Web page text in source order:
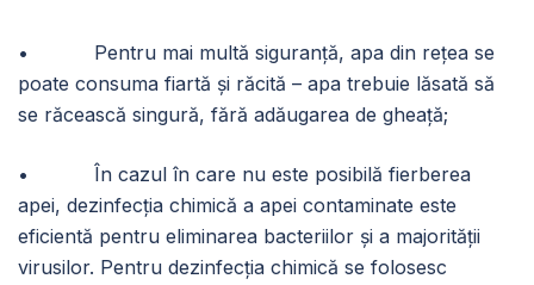
• Pentru mai multă siguranță, apa din rețea se
poate consuma fiartă și răcită – apa trebuie lăsată să
se răcească singură, fără adăugarea de gheaţă;
• În cazul în care nu este posibilă fierberea
apei, dezinfecția chimică a apei contaminate este
eficientă pentru eliminarea bacteriilor și a majorității
virusilor. Pentru dezinfecția chimică se folosesc